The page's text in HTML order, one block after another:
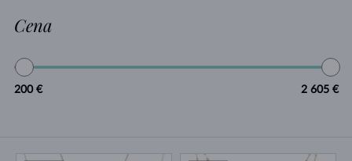
Cena
200 € 2 605 €